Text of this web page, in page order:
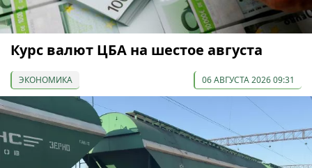
Курс валют ЦБА на шестое августа
ЭКОНОМИКА 06 АВГУСТА 2026 09:31